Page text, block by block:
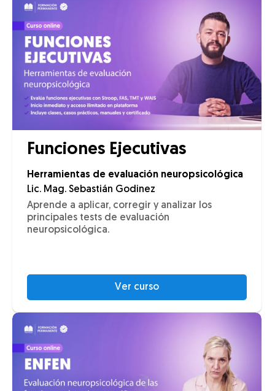
Funciones Ejecutivas
Herramientas de evaluación neuropsicológica
Lic. Mag. Sebastián Godinez
Aprende a aplicar, corregir y analizar los
principales tests de evaluación
neuropsicológica.
Ver curso